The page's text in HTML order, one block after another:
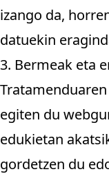
izango da,
datuekin
3. Bermeak eta
egiten du
edukietan
gordetzen du